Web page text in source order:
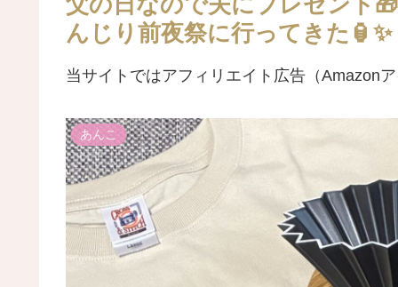
んじり前夜祭に行ってきた🏮✨
当サイトではアフィリエイト広告（Amazon
あんこ